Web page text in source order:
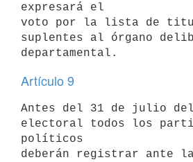
expresará el
voto por la lista de
suplentes al órgano
Artículo 9
Antes del 31 de julio del
electoral todos los
políticos
deberán registrar ante